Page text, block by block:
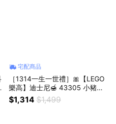
宅配商品
［1314一生一世禮］🎀【LEGO
樂高】迪士尼🍯 43305 小豬的
歡樂生日 (迪士尼 小熊維尼 玩具
居家擺設 )
$1,314 $1,499